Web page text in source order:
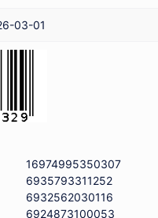
03-01
16974995350307
6935793311252
6932562030116
6924873100053